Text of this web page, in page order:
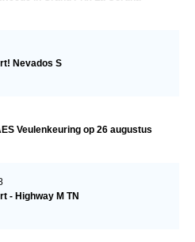
Nevados S
Veulenkeuring op 26 augustus
- Highway M TN